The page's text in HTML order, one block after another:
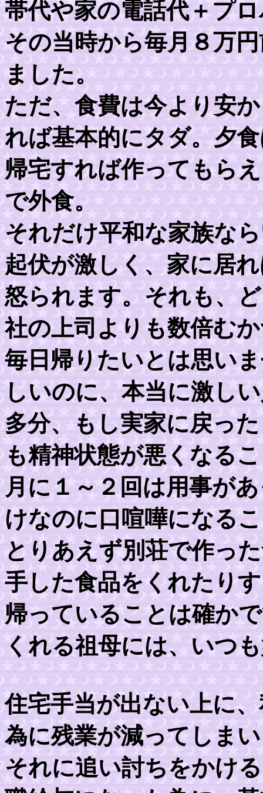
帯代や家の電話代＋プ
その当時から毎月８万
ました。
ただ、食費は今より安
れば基本的にタダ。夕
帰宅すれば作ってもら
で外食。
それだけ平和な家族な
起伏が激しく、家に居
怒られます。それも、
社の上司よりも数倍む
毎日帰りたいとは思い
しいのに、本当に激し
多分、もし実家に戻っ
も精神状態が悪くなる
月に１～２回は用事が
けなのに口喧嘩になる
とりあえず別荘で作っ
手した食品をくれたり
帰っていることは確か
くれる祖母には、いつ
住宅手当が出ない上に
為に残業が減ってしま
それに追い討ちをかけ